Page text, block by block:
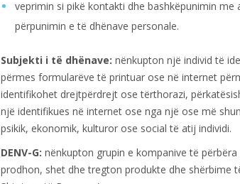
veprimin si pikë kontakti dhe bashkëpunimin
përpunimin e të dhënave personale.
Subjekti i të dhënave: nënkupton një individ të
përmes formularëve të printuar ose në internet
identifikohet drejtpërdrejt ose tërthorazi,
një identifikues në internet ose nga një ose më
psikik, ekonomik, kulturor ose social të atij individi.
DENV-G: nënkupton grupin e kompanive të
prodhon, shet dhe tregton produkte dhe shërbime